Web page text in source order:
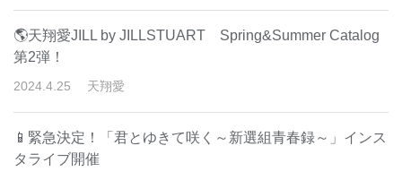
🌎天翔愛JILL by JILLSTUART Spring&Summer Catalog
第2弾！
2024 4 25 天翔愛
📱緊急決定！「君とゆきて咲く～新選組青春録～」インス
タライブ開催